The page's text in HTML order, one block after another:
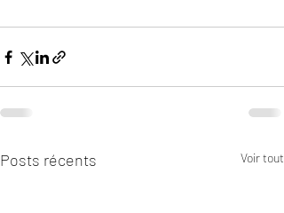
Posts récents Voir tout